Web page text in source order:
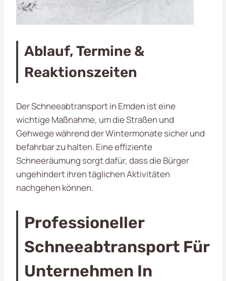
Ablauf, Termine &
Reaktionszeiten
Der Schneeabtransport in Emden ist eine
wichtige Maßnahme, um die Straßen und
Gehwege während der Wintermonate sicher und
befahrbar zu halten. Eine effiziente
Schneeräumung sorgt dafür, dass die Bürger
ungehindert ihren täglichen Aktivitäten
nachgehen können.
Professioneller
Schneeabtransport Für
Unternehmen In